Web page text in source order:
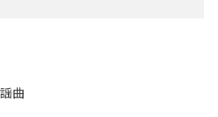
曲